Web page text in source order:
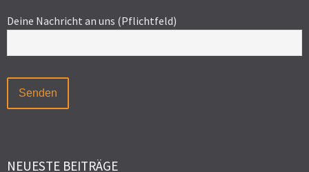
Deine Nachricht an uns (Pflichtfeld)
NEUESTE BEITRÄGE